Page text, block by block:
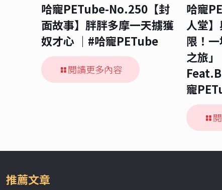
哈寵PETube-No.250【封
面故事】胖胖多摩一天擄獲
奴才心 ｜#哈寵PETube
閱讀更多內容
哈寵
人堂
限！
之旅」
寵
推薦文章